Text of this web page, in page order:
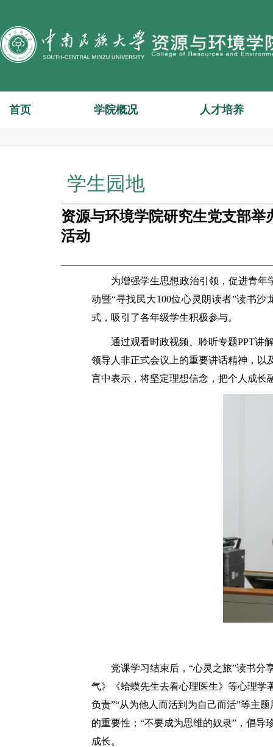
首页 学院概况 人才培养
学生园地
资源与环境学院研究生党支部举
活动
为增强学生思想政治引领，促进青年
动暨“寻找民大100位心灵朗读者”读书沙
式，吸引了各年级学生积极参与。
通过观看时政视频、聆听专题PPT讲
领导人非正式会议上的重要讲话精神，以
言中表示，将坚定理想信念，把个人成长
党课学习结束后，“心灵之旅”读书分
气》《蛤蟆先生去看心理医生》等心理学
负责”“从为他人而活到为自己而活”等主
的重要性；“不要成为思维的奴隶”，倡
成长。